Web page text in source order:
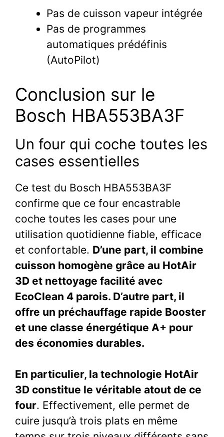
Pas de cuisson vapeur intégrée
Pas de programmes
automatiques prédéfinis
(AutoPilot)
Conclusion sur le
Bosch HBA553BA3F
Un four qui coche toutes les
cases essentielles
Ce test du Bosch HBA553BA3F
confirme que ce four encastrable
coche toutes les cases pour une
utilisation quotidienne fiable, efficace
et confortable. D’une part, il combine
cuisson homogène grâce au HotAir
3D et nettoyage facilité avec
EcoClean 4 parois. D’autre part, il
offre un préchauffage rapide Booster
et une classe énergétique A+ pour
des économies durables.
En particulier, la technologie HotAir
3D constitue le véritable atout de ce
four. Effectivement, elle permet de
cuire jusqu’à trois plats en même